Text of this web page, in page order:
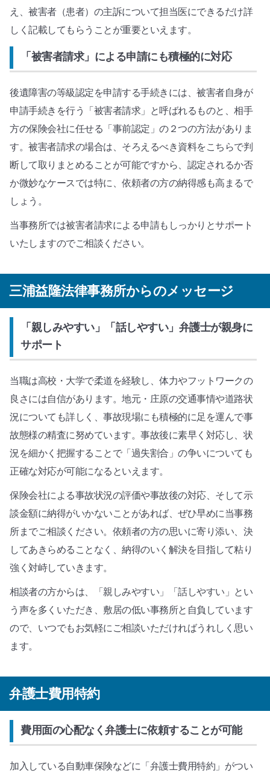
え、被害者（患者）の主訴について担当医にできるだけ詳
しく記載してもらうことが重要といえます。
「被害者請求」による申請にも積極的に対応
後遺障害の等級認定を申請する手続きには、被害者自身が
申請手続きを行う「被害者請求」と呼ばれるものと、相手
方の保険会社に任せる「事前認定」の２つの方法がありま
す。被害者請求の場合は、そろえるべき資料をこちらで判
断して取りまとめることが可能ですから、認定されるか否
か微妙なケースでは特に、依頼者の方の納得感も高まるで
しょう。
当事務所では被害者請求による申請もしっかりとサポート
いたしますのでご相談ください。
三浦益隆法律事務所からのメッセージ
「親しみやすい」「話しやすい」弁護士が親身に
サポート
当職は高校・大学で柔道を経験し、体力やフットワークの
良さには自信があります。地元・庄原の交通事情や道路状
況についても詳しく、事故現場にも積極的に足を運んで事
故態様の精査に努めています。事故後に素早く対応し、状
況を細かく把握することで「過失割合」の争いについても
正確な対応が可能になるといえます。
保険会社による事故状況の評価や事故後の対応、そして示
談金額に納得がいかないことがあれば、ぜひ早めに当事務
所までご相談ください。依頼者の方の思いに寄り添い、決
してあきらめることなく、納得のいく解決を目指して粘り
強く対峙していきます。
相談者の方からは、「親しみやすい」「話しやすい」とい
う声を多くいただき、敷居の低い事務所と自負しています
ので、いつでもお気軽にご相談いただければうれしく思い
ます。
弁護士費用特約
費用面の心配なく弁護士に依頼することが可能
加入している自動車保険などに「弁護士費用特約」がつい